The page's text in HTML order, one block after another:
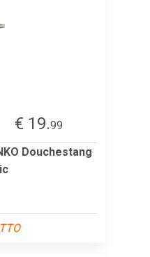
€ 19.99
Douchestang